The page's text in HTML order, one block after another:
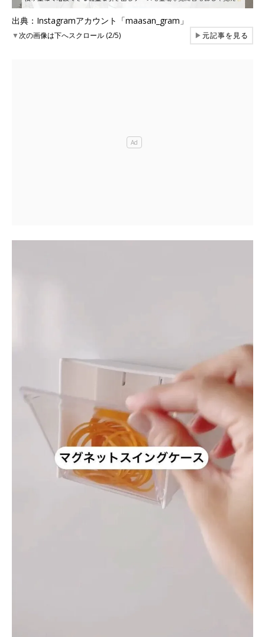
出典：Instagramアカウント「maasan_gram」
▼次の画像は下へスクロール (2/5) ▶元記事を見る